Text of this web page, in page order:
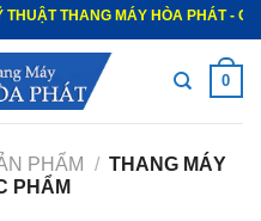
THANG MÁY HÒA PHÁT -
0
PHẨM / THANG MÁY
PHẨM